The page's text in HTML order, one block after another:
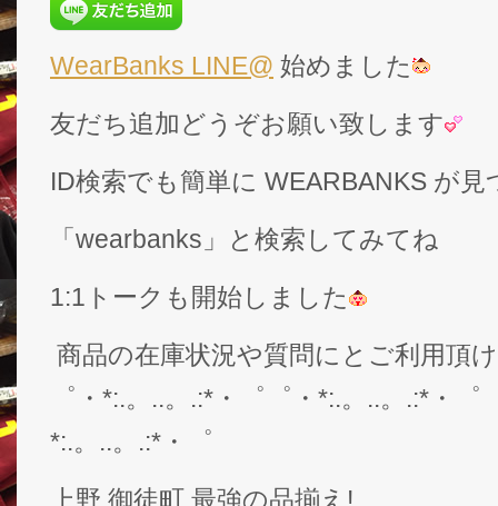
WearBanks LINE@ 始めました
友だち追加どうぞお願い致します
ID検索でも簡単に WEARBANKS が
「wearbanks」と検索してみてね
1:1トークも開始しました
商品の在庫状況や質問にとご利用頂
゜・*:.。..。.:*・゜゜・*:.。..。.:*・
*:.。..。.:*・゜
上野 御徒町 最強の品揃え!